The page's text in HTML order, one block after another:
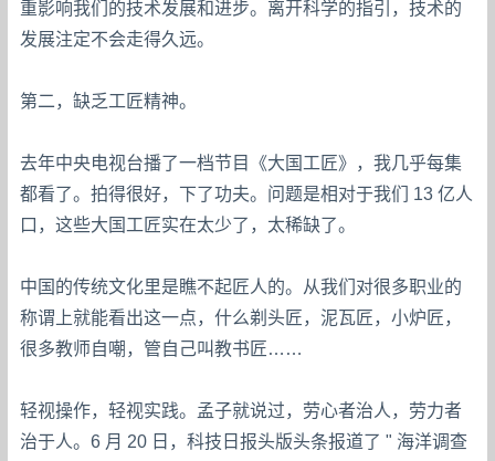
重影响我们的技术发展和进步。离开科学的指引，技术的
发展注定不会走得久远。
第二，缺乏工匠精神。
去年中央电视台播了一档节目《大国工匠》，我几乎每集
都看了。拍得很好，下了功夫。问题是相对于我们 13 亿人
口，这些大国工匠实在太少了，太稀缺了。
中国的传统文化里是瞧不起匠人的。从我们对很多职业的
称谓上就能看出这一点，什么剃头匠，泥瓦匠，小炉匠，
很多教师自嘲，管自己叫教书匠……
轻视操作，轻视实践。孟子就说过，劳心者治人，劳力者
治于人。6 月 20 日，科技日报头版头条报道了 " 海洋调查